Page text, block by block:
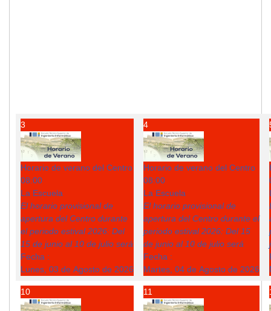
3
Horario de verano del Centro
08:00
La Escuela
El horario provisional de
apertura del Centro durante
el periodo estival 2026: Del
15 de junio al 10 de julio será
Fecha :
Lunes, 03 de Agosto de 2026
4
Horario de verano del Centro
08:00
La Escuela
El horario provisional de
apertura del Centro durante el
periodo estival 2026: Del 15
de junio al 10 de julio será
Fecha :
Martes, 04 de Agosto de 2026
10 11